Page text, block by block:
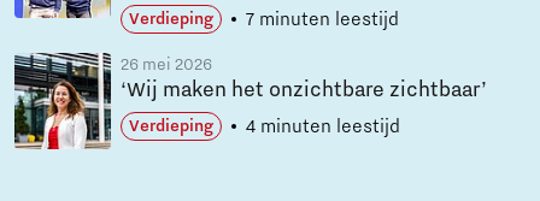
Verdieping 7 minuten leestijd
26 mei 2026
‘Wij maken het onzichtbare zichtbaar’
Verdieping 4 minuten leestijd